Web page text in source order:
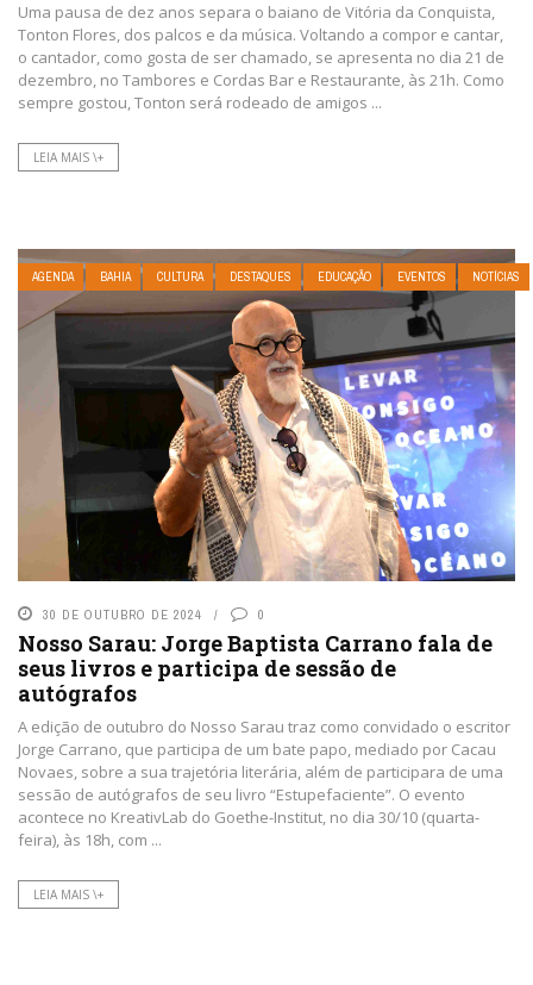
Uma pausa de dez anos separa o baiano de Vitória da Conquista,
Tonton Flores, dos palcos e da música. Voltando a compor e cantar,
o cantador, como gosta de ser chamado, se apresenta no dia 21 de
dezembro, no Tambores e Cordas Bar e Restaurante, às 21h. Como
sempre gostou, Tonton será rodeado de amigos ...
LEIA MAIS \+
AGENDA BAHIA CULTURA DESTAQUES EDUCAÇÃO EVENTOS NOTÍCIAS
30 DE OUTUBRO DE 2024 0
Nosso Sarau: Jorge Baptista Carrano fala de
seus livros e participa de sessão de
autógrafos
A edição de outubro do Nosso Sarau traz como convidado o escritor
Jorge Carrano, que participa de um bate papo, mediado por Cacau
Novaes, sobre a sua trajetória literária, além de participara de uma
sessão de autógrafos de seu livro “Estupefaciente”. O evento
acontece no KreativLab do Goethe-Institut, no dia 30/10 (quarta-
feira), às 18h, com ...
LEIA MAIS \+